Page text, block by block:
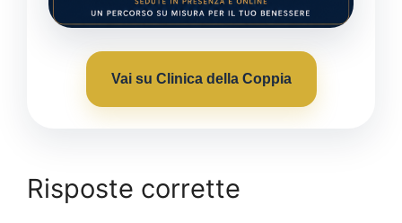
Vai su Clinica della Coppia
Risposte corrette